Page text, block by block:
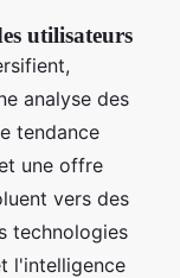
utilisateurs
analyse des
tendance
une offre
vers des
technologies
l'intelligence